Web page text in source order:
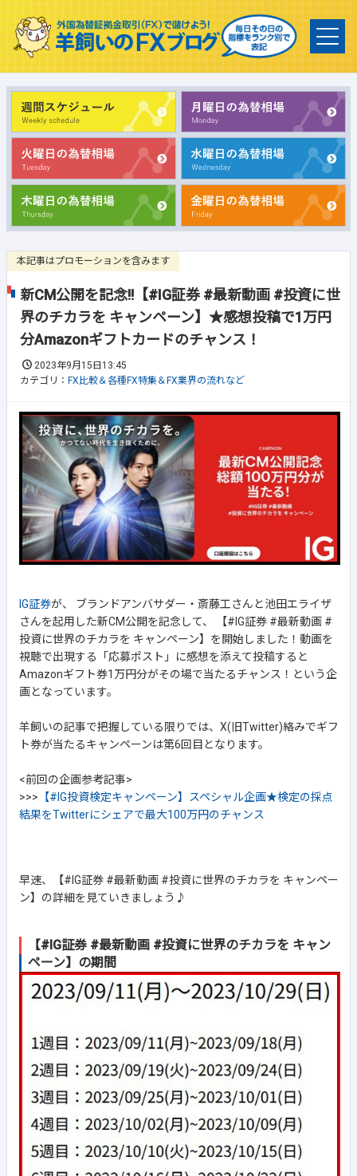
本記事はプロモーションを含みます
新CM公開を記念!!【#IG証券 #最新動画 #投資に世
界のチカラを キャンペーン】★感想投稿で1万円
分Amazonギフトカードのチャンス！
2023年9月15日13:45
カテゴリ： FX比較＆各種FX特集＆FX業界の流れなど
IG証券が、 ブランドアンバサダー・斎藤工さんと池田エライザ
さんを起用した新CM公開を記念して、 【#IG証券 #最新動画 #
投資に世界のチカラを キャンペーン】を開始しました！動画を
視聴で出現する「応募ポスト」に感想を添えて投稿すると
Amazonギフト券1万円分がその場で当たるチャンス！という企
画となっています。
羊飼いの記事で把握している限りでは、X(旧Twitter)絡みでギフ
ト券が当たるキャンペーンは第6回目となります。
<前回の企画参考記事>
>>> 【#IG投資検定キャンペーン】スペシャル企画★検定の採点
結果をTwitterにシェアで最大100万円のチャンス
早速、【#IG証券 #最新動画 #投資に世界のチカラを キャンペー
ン】の詳細を見ていきましょう♪
【#IG証券 #最新動画 #投資に世界のチカラを キャン
ペーン】の期間